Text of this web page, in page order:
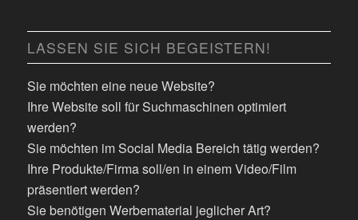
LASSEN SIE SICH BEGEISTERN!
Sie möchten eine neue Website?
Ihre Website soll für Suchmaschinen optimiert
werden?
Sie möchten im Social Media Bereich tätig werden?
Ihre Produkte/Firma soll/en in einem Video/Film
präsentiert werden?
Sie benötigen Werbematerial jeglicher Art?